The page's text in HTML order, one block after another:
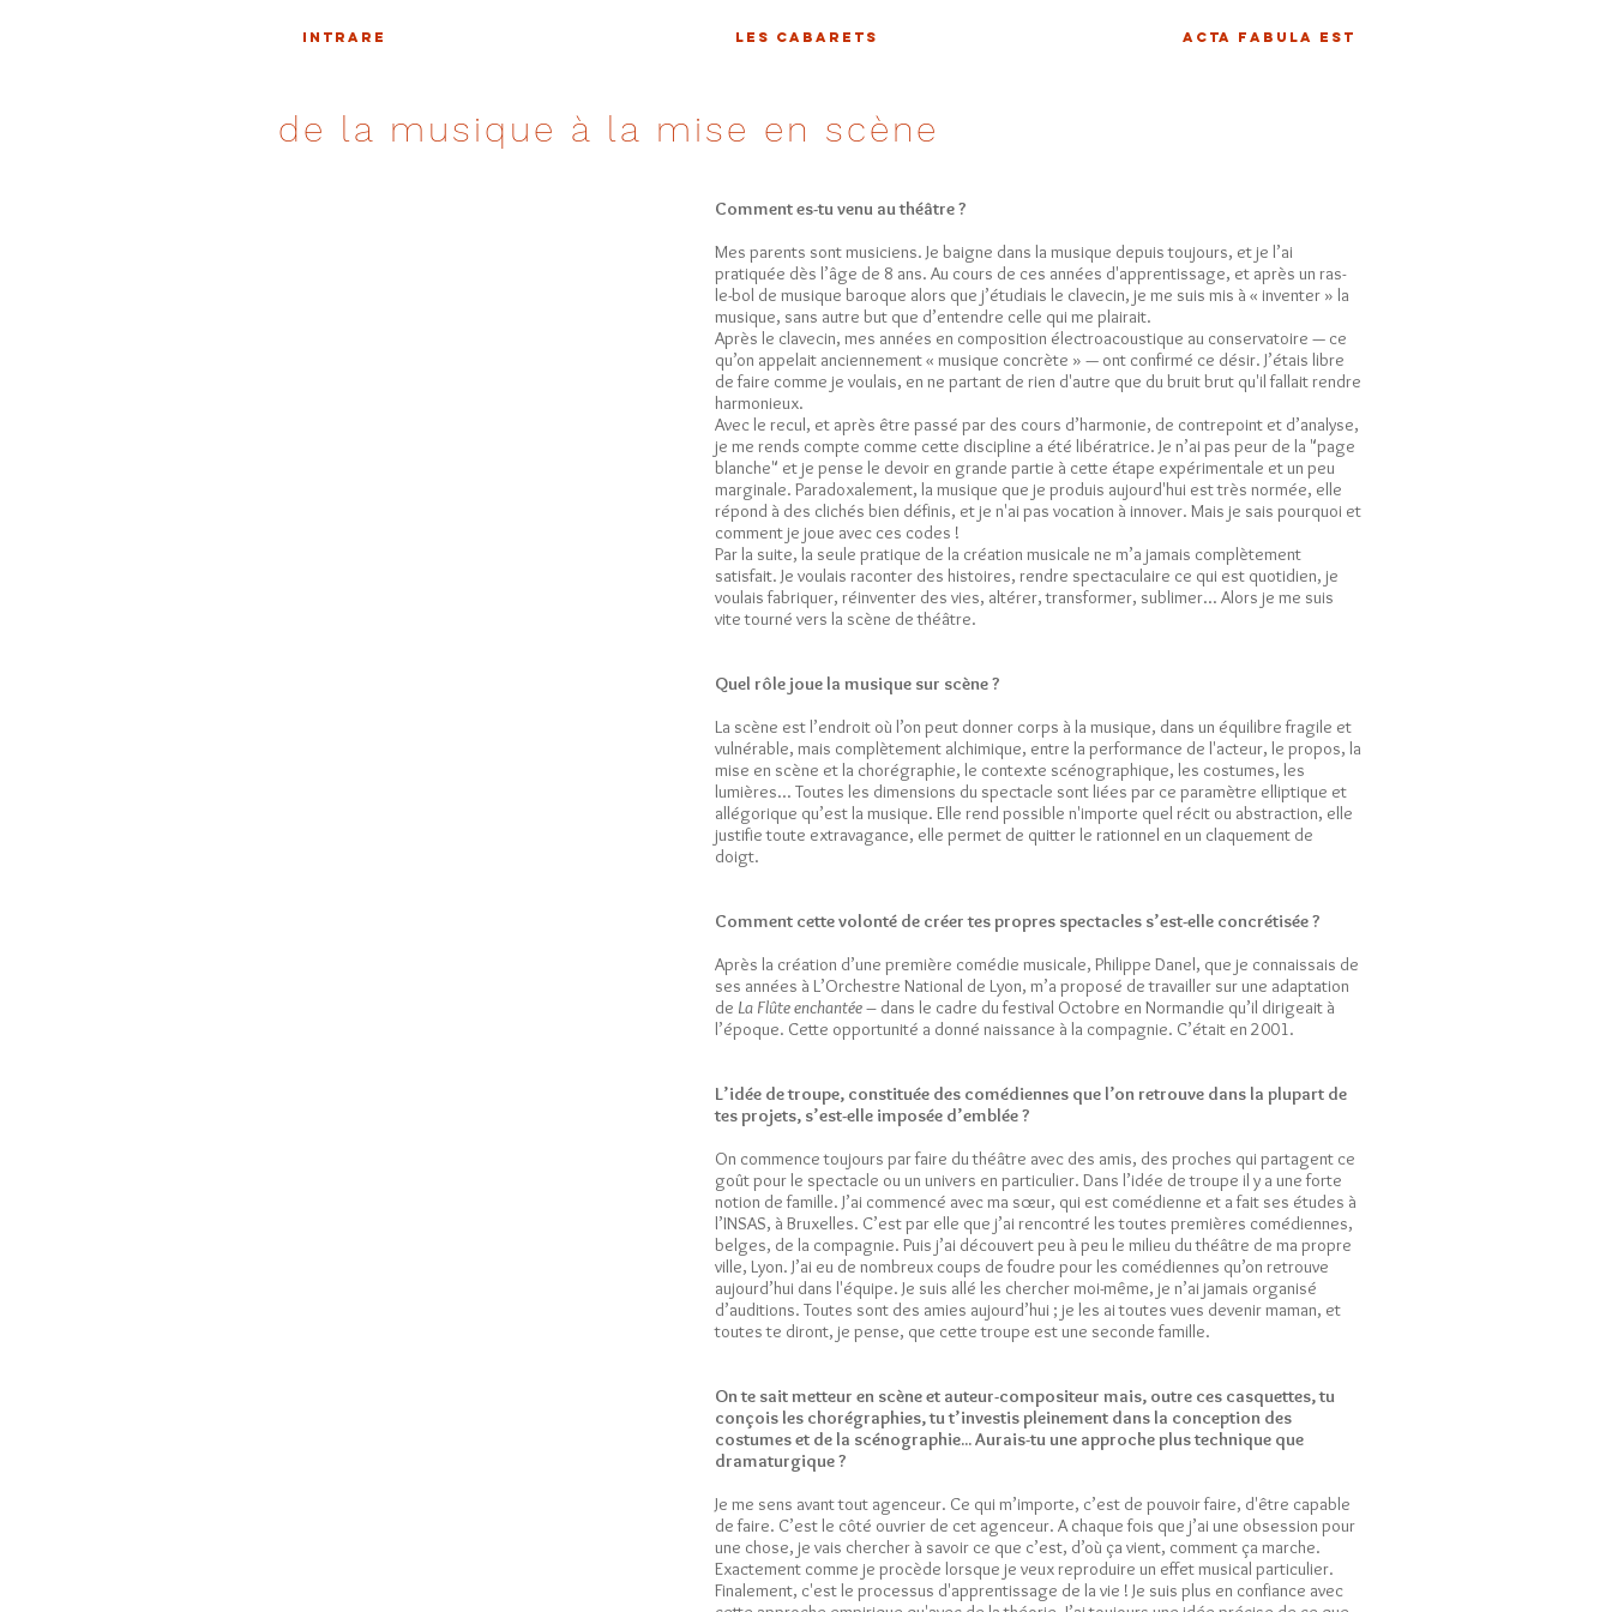
INTRARE LES CABARETS ACTA FABULA EST
de la musique à la mise en scène
Comment es-tu venu au théâtre ?
Mes parents sont musiciens. Je baigne dans la musique depuis toujours, et je l’ai
pratiquée dès l’âge de 8 ans. Au cours de ces années d'apprentissage, et après un ras-
le-bol de musique baroque alors que j’étudiais le clavecin, je me suis mis à « inventer » la
musique, sans autre but que d’entendre celle qui me plairait.
Après le clavecin, mes années en composition électroacoustique au conservatoire — ce
qu’on appelait anciennement « musique concrète » — ont confirmé ce désir. J’étais libre
de faire comme je voulais, en ne partant de rien d'autre que du bruit brut qu'il fallait rendre
harmonieux.
Avec le recul, et après être passé par des cours d’harmonie, de contrepoint et d’analyse,
je me rends compte comme cette discipline a été libératrice. Je n’ai pas peur de la "page
blanche" et je pense le devoir en grande partie à cette étape expérimentale et un peu
marginale. Paradoxalement, la musique que je produis aujourd'hui est très normée, elle
répond à des clichés bien définis, et je n'ai pas vocation à innover. Mais je sais pourquoi et
comment je joue avec ces codes !
Par la suite, la seule pratique de la création musicale ne m’a jamais complètement
satisfait. Je voulais raconter des histoires, rendre spectaculaire ce qui est quotidien, je
voulais fabriquer, réinventer des vies, altérer, transformer, sublimer... Alors je me suis
vite tourné vers la scène de théâtre.
Quel rôle joue la musique sur scène ?
La scène est l’endroit où l’on peut donner corps à la musique, dans un équilibre fragile et
vulnérable, mais complètement alchimique, entre la performance de l'acteur, le propos, la
mise en scène et la chorégraphie, le contexte scénographique, les costumes, les
lumières... Toutes les dimensions du spectacle sont liées par ce paramètre elliptique et
allégorique qu’est la musique. Elle rend possible n'importe quel récit ou abstraction, elle
justifie toute extravagance, elle permet de quitter le rationnel en un claquement de
doigt.
Comment cette volonté de créer tes propres spectacles s’est-elle concrétisée ?
Après la création d’une première comédie musicale, Philippe Danel, que je connaissais de
ses années à L’Orchestre National de Lyon, m’a proposé de travailler sur une adaptation
de La Flûte enchantée– dans le cadre du festival Octobre en Normandie qu’il dirigeait à
l’époque. Cette opportunité a donné naissance à la compagnie. C’était en 2001.
L’idée de troupe, constituée des comédiennes que l’on retrouve dans la plupart de
tes projets, s’est-elle imposée d’emblée ?
On commence toujours par faire du théâtre avec des amis, des proches qui partagent ce
goût pour le spectacle ou un univers en particulier. Dans l’idée de troupe il y a une forte
notion de famille. J’ai commencé avec ma sœur, qui est comédienne et a fait ses études à
l’INSAS, à Bruxelles. C’est par elle que j’ai rencontré les toutes premières comédiennes,
belges, de la compagnie. Puis j’ai découvert peu à peu le milieu du théâtre de ma propre
ville, Lyon. J’ai eu de nombreux coups de foudre pour les comédiennes qu’on retrouve
aujourd’hui dans l'équipe. Je suis allé les chercher moi-même, je n’ai jamais organisé
d’auditions. Toutes sont des amies aujourd’hui ; je les ai toutes vues devenir maman, et
toutes te diront, je pense, que cette troupe est une seconde famille.
On te sait metteur en scène et auteur-compositeur mais, outre ces casquettes, tu
conçois les chorégraphies, tu t’investis pleinement dans la conception des
costumes et de la scénographie... Aurais-tu une approche plus technique que
dramaturgique ?
Je me sens avant tout agenceur. Ce qui m’importe, c’est de pouvoir faire, d'être capable
de faire. C’est le côté ouvrier de cet agenceur. A chaque fois que j’ai une obsession pour
une chose, je vais chercher à savoir ce que c’est, d’où ça vient, comment ça marche.
Exactement comme je procède lorsque je veux reproduire un effet musical particulier.
Finalement, c'est le processus d'apprentissage de la vie ! Je suis plus en confiance avec